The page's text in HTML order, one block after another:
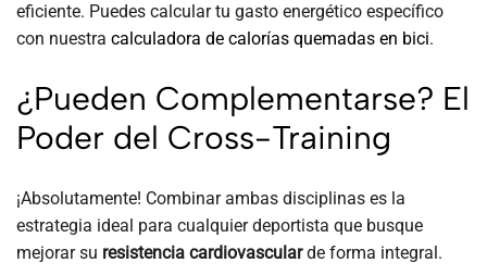
eficiente. Puedes calcular tu gasto energético específico
con nuestra calculadora de calorías quemadas en bici.
¿Pueden Complementarse? El
Poder del Cross-Training
¡Absolutamente! Combinar ambas disciplinas es la
estrategia ideal para cualquier deportista que busque
mejorar su resistencia cardiovascularde forma integral.